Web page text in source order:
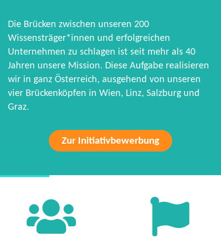
Die Brücken zwischen unseren 200
Wissensträger*innen und erfolgreichen
Unternehmen zu schlagen ist seit mehr als 40
Jahren unsere Mission. Diese Aufgabe realisieren
wir in ganz Österreich, ausgehend von unseren
vier Brückenköpfen in Wien, Linz, Salzburg und
Graz.
Zur Initiativbewerbung